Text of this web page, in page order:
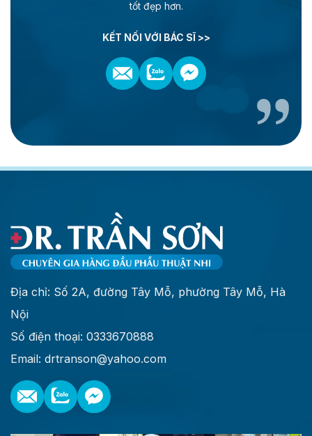
tốt đẹp hơn.
KẾT NỐI VỚI BÁC SĨ >>
Địa chỉ: Số 2A, đường Tây Mỗ, phường Tây Mỗ, Hà
Nội
Số điện thoại: 0333670888
Email: drtranson@yahoo.com